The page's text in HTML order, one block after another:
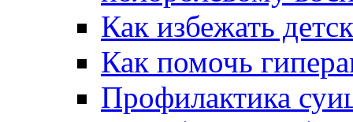
Как избежать
Как помочь
Профилактика